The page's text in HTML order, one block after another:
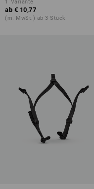
1 Variante
ab € 10,77
(m. MwSt.) ab 3 Stück